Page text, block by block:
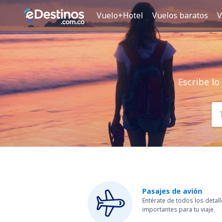
Vuelo+Hotel Vuelos baratos
Escribe
Pasajes de avión
Entérate de todos los
importantes para tu viaje.